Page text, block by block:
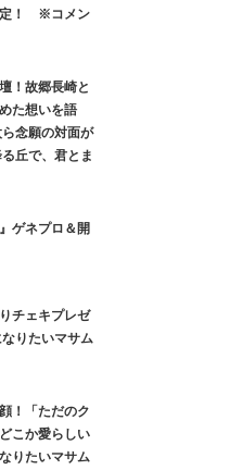
定！ ※コメン
！故郷長崎と
た想いを語
念願の対面が
丘で、君とま
ゲネプロ＆開
チェキプレゼ
りたいマサム
！「ただのク
こか愛らしい
りたいマサム